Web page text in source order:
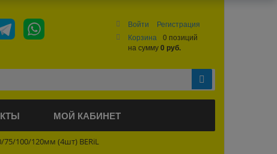
Войти
Регистрация
Корзина
0 позиций
на сумму0 руб.
МОЙ КАБИНЕТ
100/120мм (4шт) BERiL